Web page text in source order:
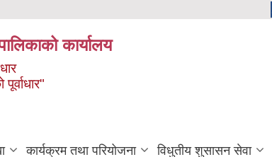
कार्यालय
कार्यक्रम तथा परियोजना विधुतीय शुसासन सेवा